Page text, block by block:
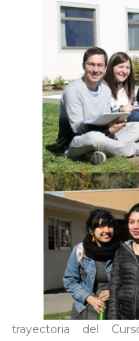
trayectoria del